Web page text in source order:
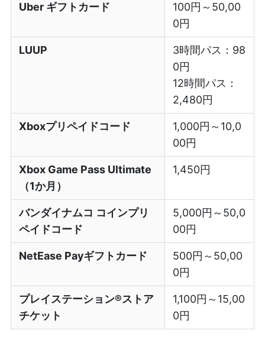
Uber ギフトカード
100円～50,00
0円
LUUP
3時間パス：98
0円
12時間パス：
2,480円
Xboxプリペイドコード
1,000円～10,0
00円
Xbox Game Pass Ultimate
（1か月）
1,450円
バンダイナムコ コインプリ
ペイドコード
5,000円～50,0
00円
NetEase Payギフトカード
500円～50,00
0円
プレイステーション®ストア
チケット
1,100円～15,00
0円